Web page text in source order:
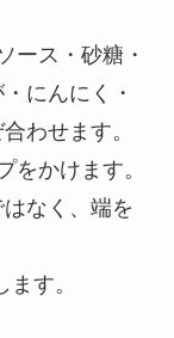
ース・砂糖・
にんにく・
わせます。
をかけます。
なく、端を
す。